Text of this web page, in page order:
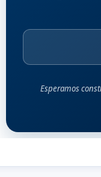
Esperamos